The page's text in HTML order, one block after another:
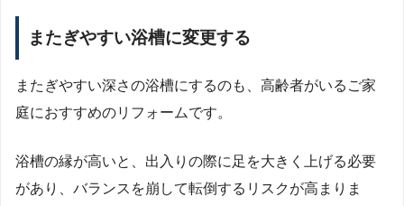
またぎやすい浴槽に変更する
またぎやすい深さの浴槽にするのも、高齢者がいるご家
庭におすすめのリフォームです。
浴槽の縁が高いと、出入りの際に足を大きく上げる必要
があり、バランスを崩して転倒するリスクが高まりま